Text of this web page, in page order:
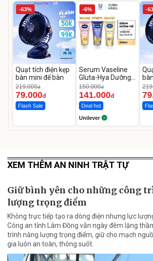
-63%
Quạt tích điện kẹp
bàn mini để bàn
219.000đ
79.000đ
Flash Sale
-6%
Serum Vaseline
Gluta-Hya Dưỡng
Da Sáng Mịn Sau 7
Ngày
150.000đ
141.000đ
Deal hot
Unilever
-
XEM THÊM AN NINH TRẬT TỰ
Giữ bình yên cho những công
lượng trọng điểm
Không trực tiếp tạo ra dòng điện nhưng lực
Công an tỉnh Lâm Đồng vẫn ngày đêm lặng
trình năng lượng trọng điểm, giữ cho mạch
gia luôn an toàn, thông suốt.